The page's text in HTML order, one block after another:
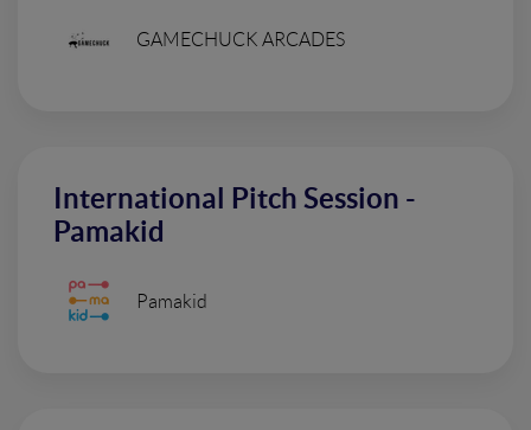
GAMECHUCK ARCADES
International Pitch Session -
Pamakid
Pamakid